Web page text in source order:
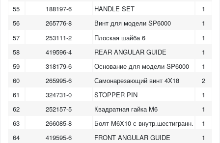
55
188197-6 HANDLE SET
1
56
265776-8 Винт для модели SP6000
1
57
253111-2 Плоская шайба 6
1
58
419596-4 REAR ANGULAR GUIDE
1
59
318179-6 Основание для модели SP6000
1
60
265995-6 Самонарезающий винт 4X18
2
61
324731-0 STOPPER PIN
1
62
252157-5 Квадратная гайка M6
1
63
266085-8 Болт M6X10 с внутр.шестигранн.
1
64
419595-6 FRONT ANGULAR GUIDE
1